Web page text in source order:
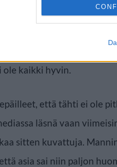
huolissaan Britney
että moni on
jotain, koska ihmiset
ole kaikki hyvin.
että tähti ei ole
läsnä vaan
sitten kuvattuja.
asia sai niin paljon